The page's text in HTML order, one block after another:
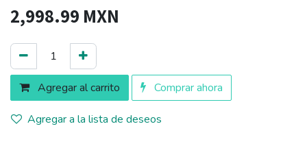
2,998.99 MXN
Agregar al carrito Comprar ahora
Agregar a la lista de deseos